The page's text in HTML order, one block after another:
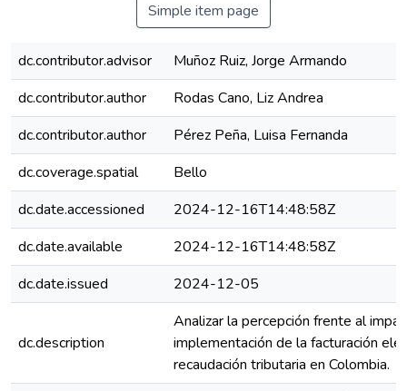
Simple item page
dc.contributor.advisor
Muñoz Ruiz, Jorge Armando
dc.contributor.author
Rodas Cano, Liz Andrea
dc.contributor.author
Pérez Peña, Luisa Fernanda
dc.coverage.spatial
Bello
dc.date.accessioned
2024-12-16T14:48:58Z
dc.date.available
2024-12-16T14:48:58Z
dc.date.issued
2024-12-05
dc.description
Analizar la percepción frente al
implementación de la facturación
recaudación tributaria en Colombia.